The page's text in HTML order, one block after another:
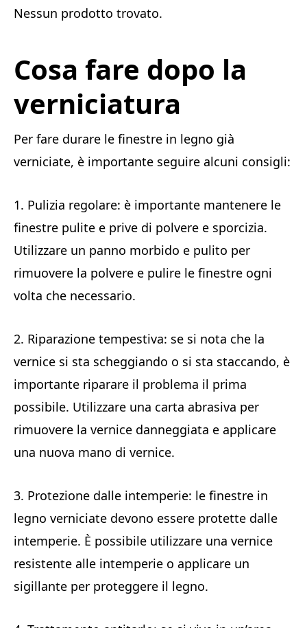
Nessun prodotto trovato.
Cosa fare dopo la
verniciatura
Per fare durare le finestre in legno già
verniciate, è importante seguire alcuni consigli:
1. Pulizia regolare: è importante mantenere le
finestre pulite e prive di polvere e sporcizia.
Utilizzare un panno morbido e pulito per
rimuovere la polvere e pulire le finestre ogni
volta che necessario.
2. Riparazione tempestiva: se si nota che la
vernice si sta scheggiando o si sta staccando, è
importante riparare il problema il prima
possibile. Utilizzare una carta abrasiva per
rimuovere la vernice danneggiata e applicare
una nuova mano di vernice.
3. Protezione dalle intemperie: le finestre in
legno verniciate devono essere protette dalle
intemperie. È possibile utilizzare una vernice
resistente alle intemperie o applicare un
sigillante per proteggere il legno.